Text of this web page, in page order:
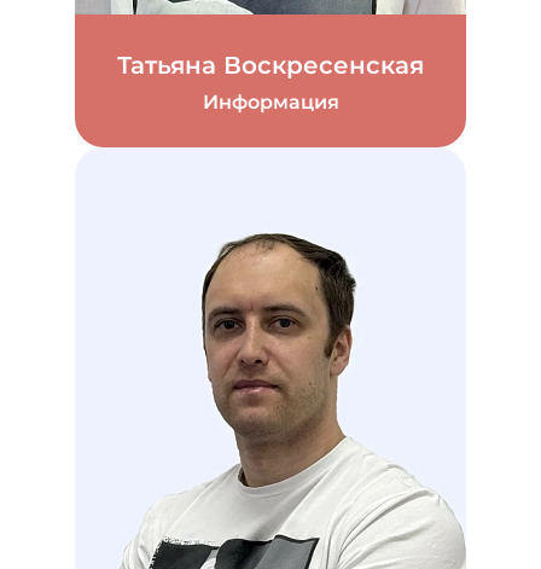
Татьяна Воскресенская
Информация